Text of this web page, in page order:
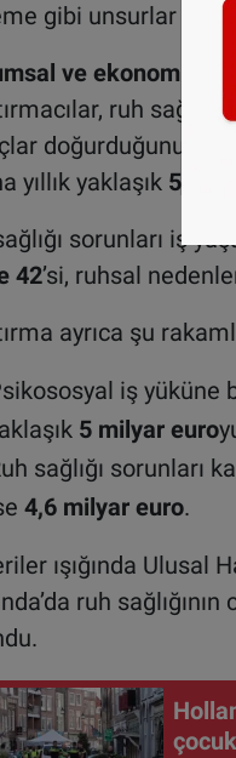
gibi unsurlar
ve ekonomik
ruh
doğurduğunu
yıllık yaklaşık 500
sorunları iş
42’si, ruhsal
ayrıca şu
iş yüküne
5 milyar euro
sağlığı sorunları
4,6 milyar euro.
ışığında Ulusal
ruh